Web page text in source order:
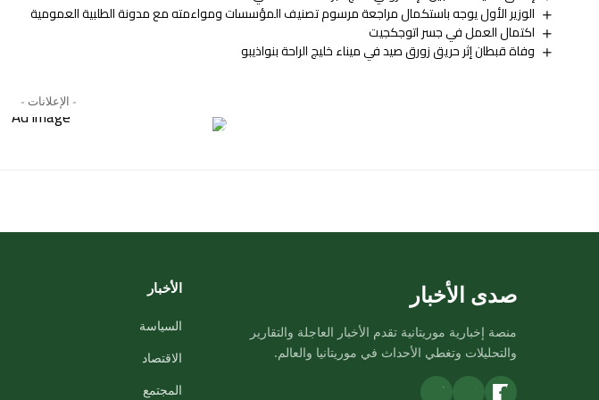
الوزير الأول يوجه باستكمال مراجعة مرسوم تصنيف المؤسسات ومواءمته مع مدونة الطلبية العمومية
اكتمال العمل في جسر اتوجكجيت
وفاة قبطان إثر حريق زورق صيد في ميناء خليج الراحة بنواذيبو
- الإعلانات -
صدى الأخبار
منصة إخبارية موريتانية تقدم الأخبار العاجلة والتقارير
والتحليلات وتغطي الأحداث في موريتانيا والعالم.
الأخبار
السياسة
الاقتصاد
المجتمع